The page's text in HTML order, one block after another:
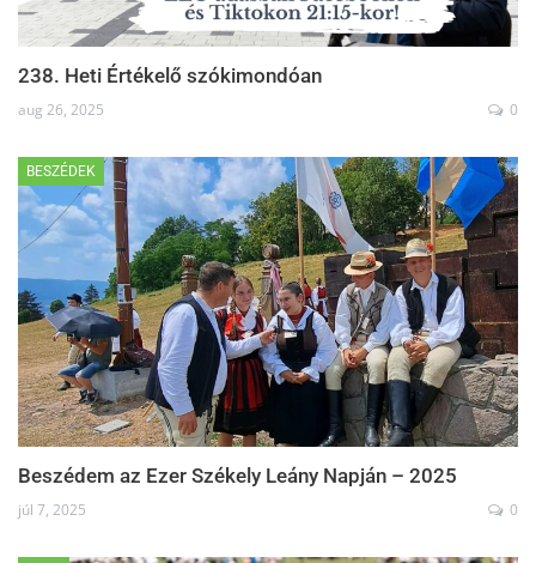
238. Heti Értékelő szókimondóan
aug 26, 2025 0
BESZÉDEK
Beszédem az Ezer Székely Leány Napján – 2025
júl 7, 2025 0